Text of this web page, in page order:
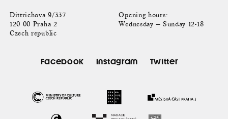
Dittrichova 9/337
120 00 Praha 2
Czech republic
Opening hours:
Wednesday — Sunday 12-18
Facebook Instagram Twitter